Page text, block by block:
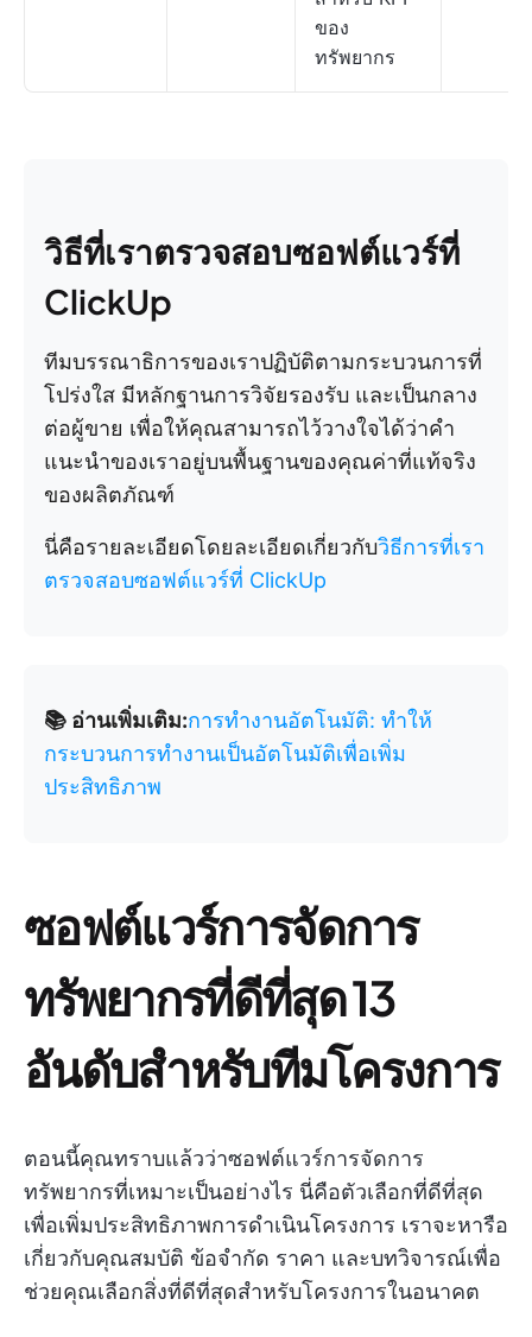
ของ
ทรัพยากร
วิธีที่เราตรวจสอบซอฟต์แวร์ที่
ClickUp
ทีมบรรณาธิการของเราปฏิบัติตามกระบวนการที่
โปร่งใส มีหลักฐานการวิจัยรองรับ และเป็นกลาง
ต่อผู้ขาย เพื่อให้คุณสามารถไว้วางใจได้ว่าคำ
แนะนำของเราอยู่บนพื้นฐานของคุณค่าที่แท้จริง
ของผลิตภัณฑ์
นี่คือรายละเอียดโดยละเอียดเกี่ยวกับวิธีการที่เรา
ตรวจสอบซอฟต์แวร์ที่ ClickUp
📚 อ่านเพิ่มเติม:การทำงานอัตโนมัติ: ทำให้
กระบวนการทำงานเป็นอัตโนมัติเพื่อเพิ่ม
ประสิทธิภาพ
ซอฟต์แวร์การจัดการ
ทรัพยากรที่ดีที่สุด 13
อันดับสำหรับทีมโครงการ
ตอนนี้คุณทราบแล้วว่าซอฟต์แวร์การจัดการ
ทรัพยากรที่เหมาะเป็นอย่างไร นี่คือตัวเลือกที่ดีที่สุด
เพื่อเพิ่มประสิทธิภาพการดำเนินโครงการ เราจะหารือ
เกี่ยวกับคุณสมบัติ ข้อจำกัด ราคา และบทวิจารณ์เพื่อ
ช่วยคุณเลือกสิ่งที่ดีที่สุดสำหรับโครงการในอนาคต